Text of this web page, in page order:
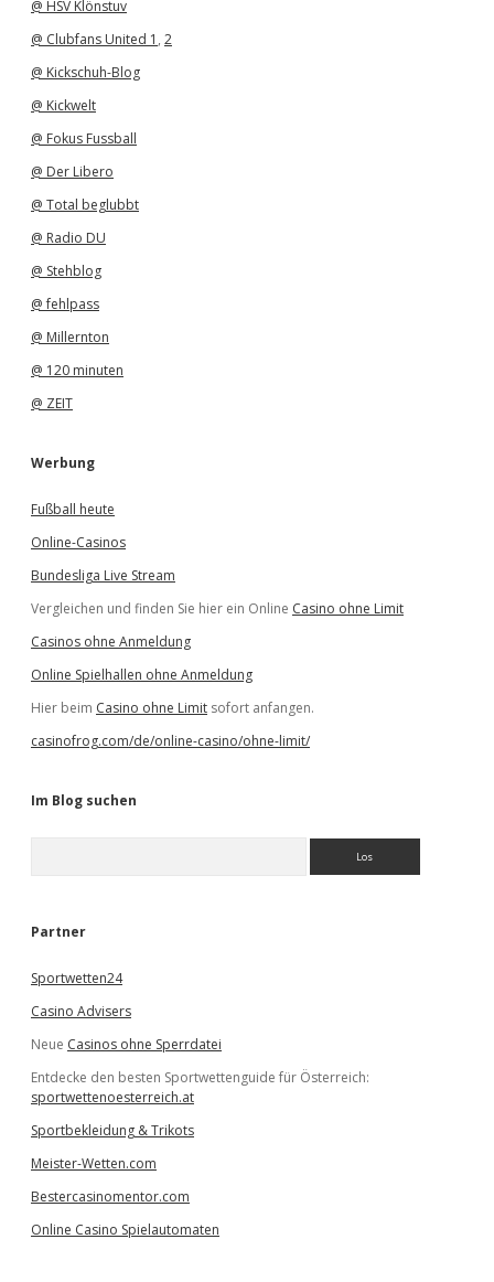
@ HSV Klönstuv
@ Clubfans United 1 , 2
@ Kickschuh-Blog
@ Kickwelt
@ Fokus Fussball
@ Der Libero
@ Total beglubbt
@ Radio DU
@ Stehblog
@ fehlpass
@ Millernton
@ 120 minuten
@ ZEIT
Werbung
Fußball heute
Online-Casinos
Bundesliga Live Stream
Vergleichen und finden Sie hier ein Online Casino ohne Limit
Casinos ohne Anmeldung
Online Spielhallen ohne Anmeldung
Hier beim Casino ohne Limit sofort anfangen.
casinofrog.com/de/online-casino/ohne-limit/
Im Blog suchen
e
Partner
Sportwetten24
Casino Advisers
Neue Casinos ohne Sperrdatei
Entdecke den besten Sportwettenguide für Österreich:
sportwettenoesterreich.at
Sportbekleidung & Trikots
Meister-Wetten.com
Bestercasinomentor.com
Online Casino Spielautomaten